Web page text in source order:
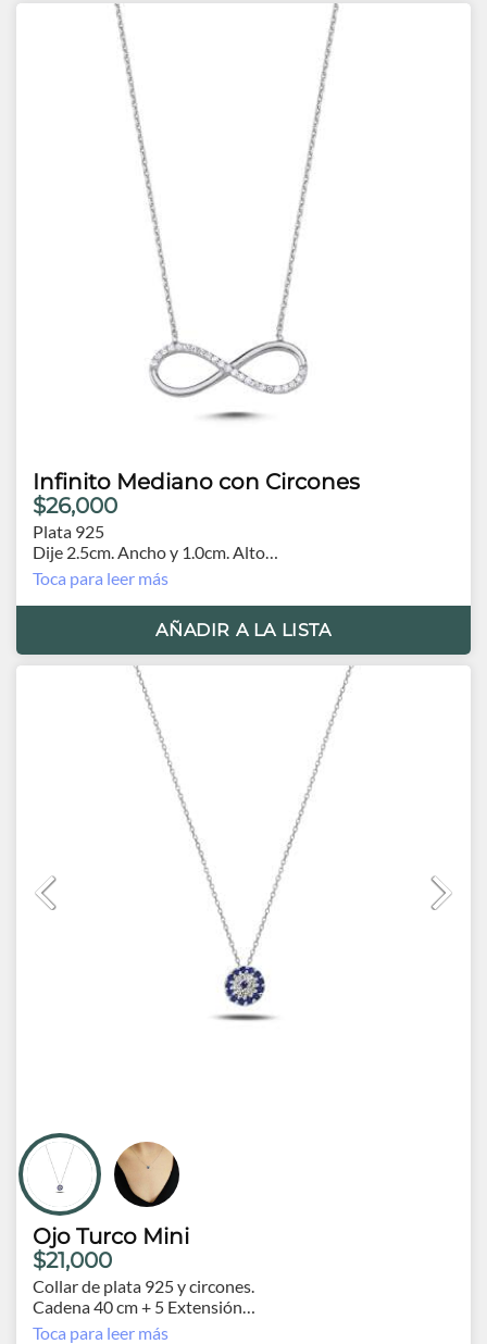
Infinito Mediano con Circones
$26,000
Plata 925
Dije 2.5cm. Ancho y 1.0cm. Alto
Cadena 44cm.
Toca para leer más
AÑADIR A LA LISTA
Ojo Turco Mini
$21,000
Collar de plata 925 y circones.
Cadena 40 cm + 5 Extensión
Origen Turquía
Toca para leer más